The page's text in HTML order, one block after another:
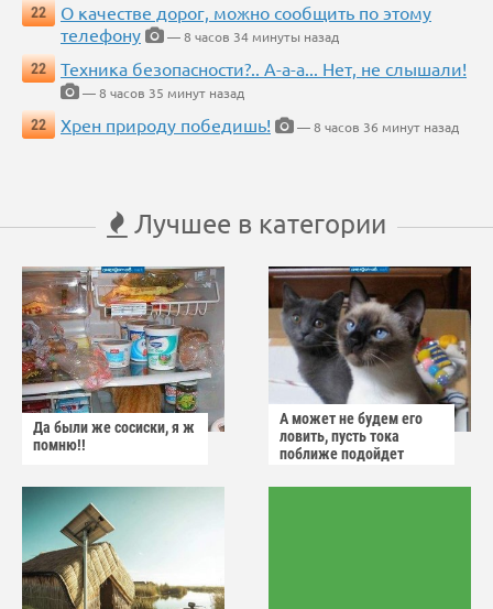
22
О качестве дорог, можно сообщить по этому
телефону
— 8 часов 34 минуты назад
22
Техника безопасности?.. А-а-а... Нет, не слышали!
— 8 часов 35 минут назад
22
Хрен природу победишь! — 8 часов 36 минут назад
Лучшее в категории
Да были же сосиски, я ж
помню!!
А может не будем его
ловить, пусть тока
поближе подойдет